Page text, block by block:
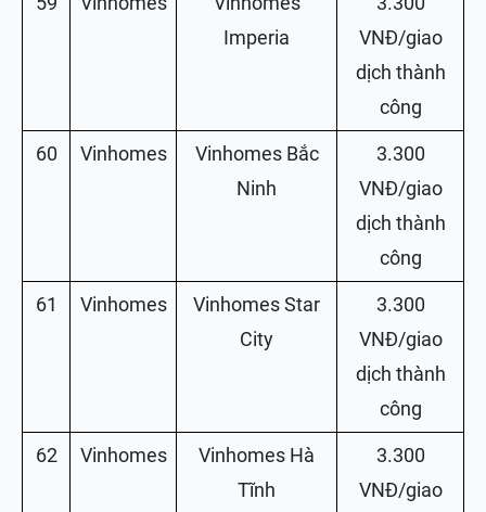
Imperia
VNĐ/giao
dịch thành
công
60 Vinhomes
Vinhomes Bắc
Ninh
3.300
VNĐ/giao
dịch thành
công
61 Vinhomes
Vinhomes Star
City
3.300
VNĐ/giao
dịch thành
công
62 Vinhomes
Vinhomes Hà
Tĩnh
3.300
VNĐ/giao